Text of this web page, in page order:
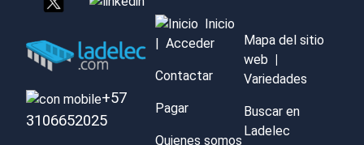
+57
3106652025
Inicio
|Acceder
Contactar
Pagar
Quienes somos
Mapa del sitio
web |
Variedades
Buscar en
Ladelec